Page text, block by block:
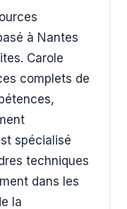
à Nantes
Carole
complets de
spécialisé
techniques
dans les
la